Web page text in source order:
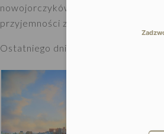
nowojorczyków. Prócz świątyni
przyjemności zakupów w
Ostatniego dnia przejście na